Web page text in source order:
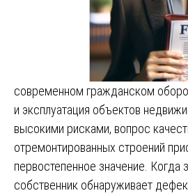
современном гражданском
и эксплуатация объектов
высокими рисками, вопрос
отремонтированных строений
первостепенное значение. Когда
собственник обнаруживает